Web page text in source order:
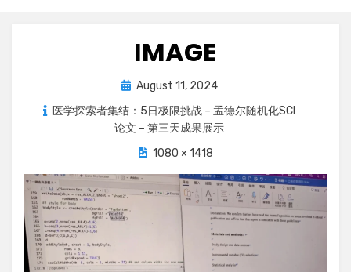
IMAGE
Posted
on
August 11, 2024
医学探索者集结：5日极限挑战 – 孟德尔随机化SCI
论文 – 第三天成果展示
1080 × 1418